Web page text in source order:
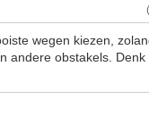
wegen kiezen,
andere obstakels. Denk